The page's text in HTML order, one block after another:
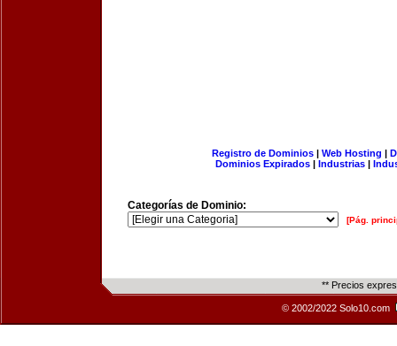
Registro de Dominios| Web Hosting |
Dominios Expirados | Industrias |
Categorías de Dominio:
[Pág.
** Precios
© 2002/2022 Solo10.com